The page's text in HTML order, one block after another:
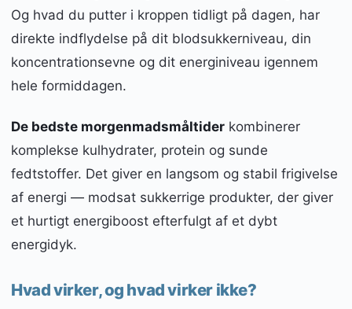
Og hvad du putter i kroppen tidligt på dagen, har
direkte indflydelse på dit blodsukkerniveau, din
koncentrationsevne og dit energiniveau igennem
hele formiddagen.
De bedste morgenmadsmåltider kombinerer
komplekse kulhydrater, protein og sunde
fedtstoffer. Det giver en langsom og stabil frigivelse
af energi — modsat sukkerrige produkter, der giver
et hurtigt energiboost efterfulgt af et dybt
energidyk.
Hvad virker, og hvad virker ikke?